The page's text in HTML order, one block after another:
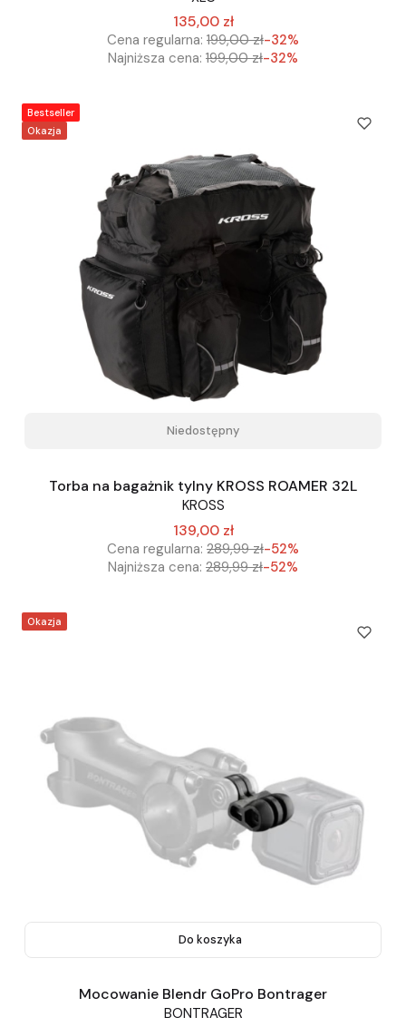
135,00 zł
Cena regularna: 199,00 zł-32%
Najniższa cena: 199,00 zł-32%
Okazja
Bestseller
Niedostępny
Torba na bagażnik tylny KROSS ROAMER 32L
KROSS
139,00 zł
Cena regularna: 289,99 zł-52%
Najniższa cena: 289,99 zł-52%
Okazja
Do koszyka
Mocowanie Blendr GoPro Bontrager
BONTRAGER